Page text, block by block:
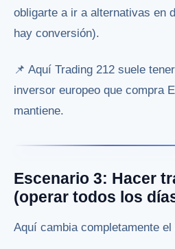
obligarte a ir a alternativas en
hay conversión).
📌 Aquí Trading 212 suele
inversor europeo que compra
mantiene.
Escenario 3: Hacer
(operar todos los
Aquí cambia completamente el